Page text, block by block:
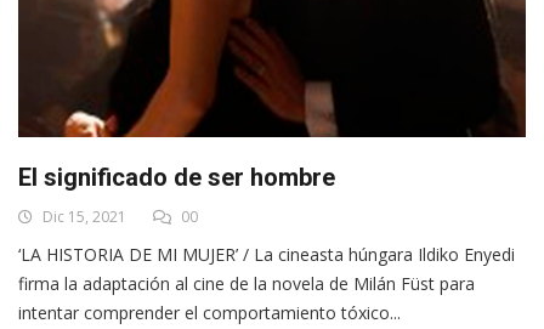
El significado de ser hombre
Dic 15, 2021 00
‘LA HISTORIA DE MI MUJER’ / La cineasta húngara Ildiko Enyedi
firma la adaptación al cine de la novela de Milán Füst para
intentar comprender el comportamiento tóxico...